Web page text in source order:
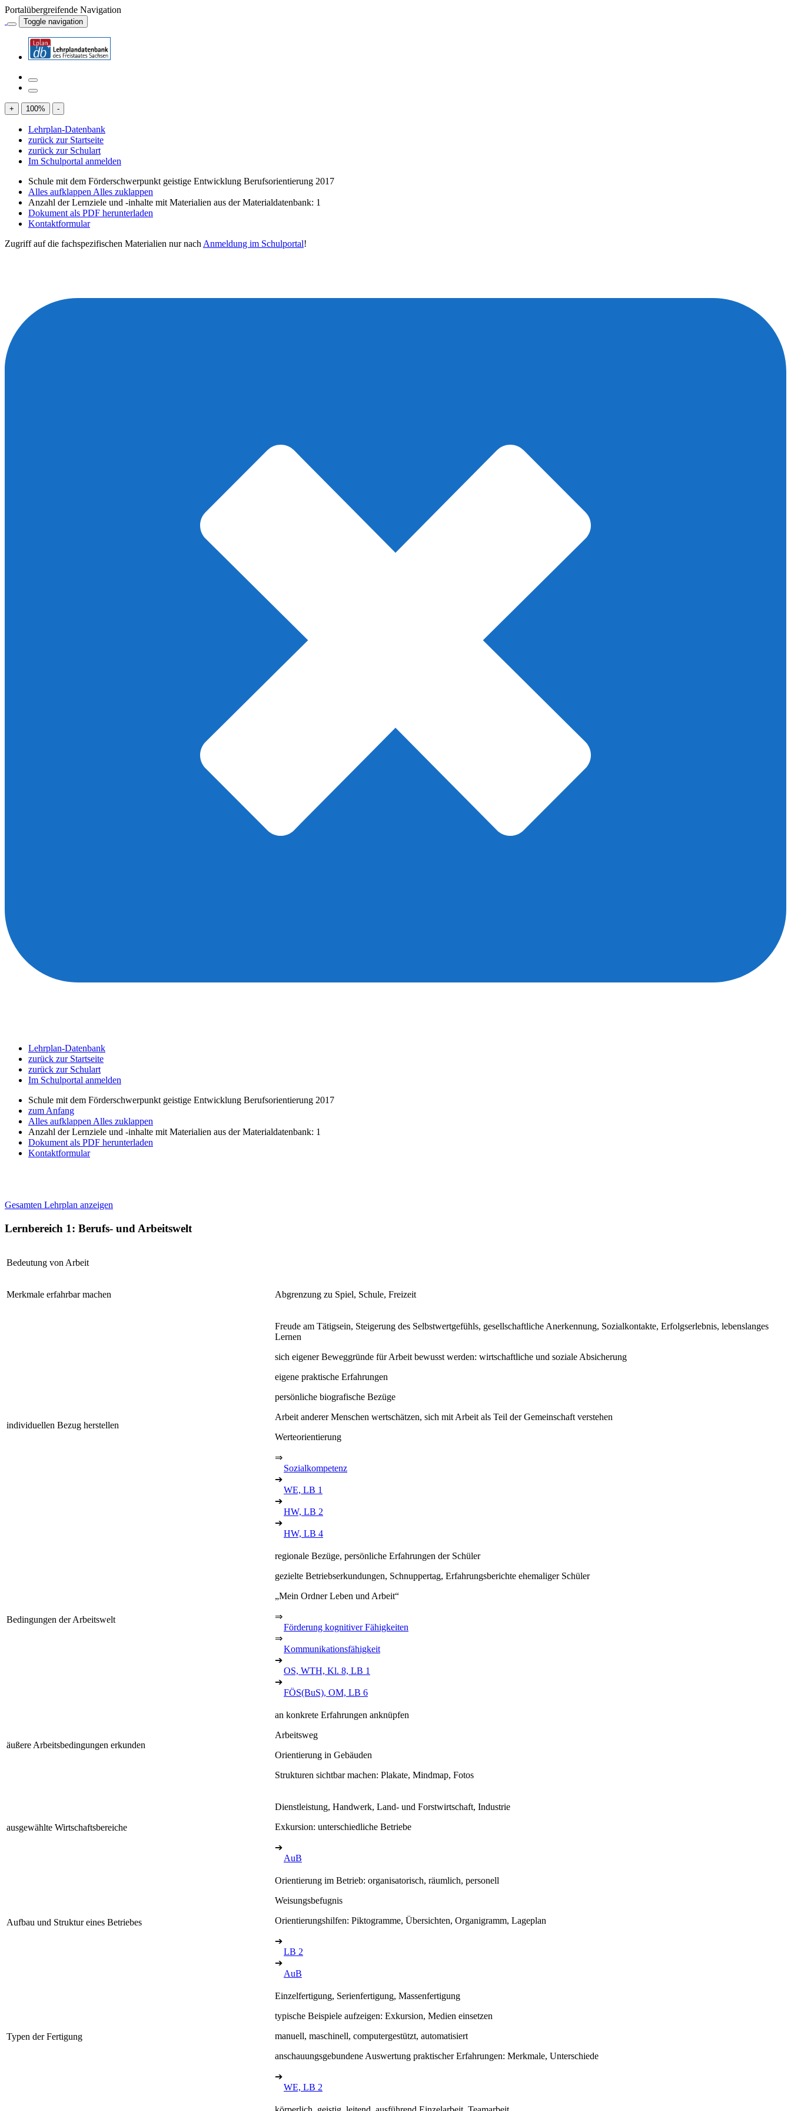
Portalübergreifende Navigation
Toggle navigation
+ 100% -
Lehrplan-Datenbank
zurück zur Startseite
zurück zur Schulart
Im Schulportal anmelden
Schule mit dem Förderschwerpunkt geistige Entwicklung Berufsorientierung 2017
Alles aufklappen Alles zuklappen
Anzahl der Lernziele und -inhalte mit Materialien aus der Materialdatenbank: 1
Dokument als PDF herunterladen
Kontaktformular
Zugriff auf die fachspezifischen Materialien nur nach Anmeldung im Schulportal!
Lehrplan-Datenbank
zurück zur Startseite
zurück zur Schulart
Im Schulportal anmelden
Schule mit dem Förderschwerpunkt geistige Entwicklung Berufsorientierung 2017
zum Anfang
Alles aufklappen Alles zuklappen
Anzahl der Lernziele und -inhalte mit Materialien aus der Materialdatenbank: 1
Dokument als PDF herunterladen
Kontaktformular
Gesamten Lehrplan anzeigen
Lernbereich 1: Berufs- und Arbeitswelt
Bedeutung von Arbeit
Merkmale erfahrbar machen Abgrenzung zu Spiel, Schule, Freizeit
individuellen Bezug herstellen
Freude am Tätigsein, Steigerung des Selbstwertgefühls, gesellschaftliche Anerkennung, Sozialkontakte, Erfolgserlebnis, lebenslanges
Lernen
sich eigener Beweggründe für Arbeit bewusst werden: wirtschaftliche und soziale Absicherung
eigene praktische Erfahrungen
persönliche biografische Bezüge
Arbeit anderer Menschen wertschätzen, sich mit Arbeit als Teil der Gemeinschaft verstehen
Werteorientierung
⇒
Sozialkompetenz
➔
WE, LB 1
➔
HW, LB 2
➔
HW, LB 4
Bedingungen der Arbeitswelt
regionale Bezüge, persönliche Erfahrungen der Schüler
gezielte Betriebserkundungen, Schnuppertag, Erfahrungsberichte ehemaliger Schüler
„Mein Ordner Leben und Arbeit“
⇒
Förderung kognitiver Fähigkeiten
⇒
Kommunikationsfähigkeit
➔
OS, WTH, Kl. 8, LB 1
➔
FÖS(BuS), OM, LB 6
äußere Arbeitsbedingungen erkunden
an konkrete Erfahrungen anknüpfen
Arbeitsweg
Orientierung in Gebäuden
Strukturen sichtbar machen: Plakate, Mindmap, Fotos
ausgewählte Wirtschaftsbereiche
Dienstleistung, Handwerk, Land- und Forstwirtschaft, Industrie
Exkursion: unterschiedliche Betriebe
➔
AuB
Aufbau und Struktur eines Betriebes
Orientierung im Betrieb: organisatorisch, räumlich, personell
Weisungsbefugnis
Orientierungshilfen: Piktogramme, Übersichten, Organigramm, Lageplan
➔
LB 2
➔
AuB
Typen der Fertigung
Einzelfertigung, Serienfertigung, Massenfertigung
typische Beispiele aufzeigen: Exkursion, Medien einsetzen
manuell, maschinell, computergestützt, automatisiert
anschauungsgebundene Auswertung praktischer Erfahrungen: Merkmale, Unterschiede
➔
WE, LB 2